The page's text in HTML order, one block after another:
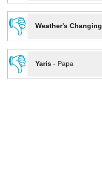
👎
Weather's Changing
👎
Yaris- Papa